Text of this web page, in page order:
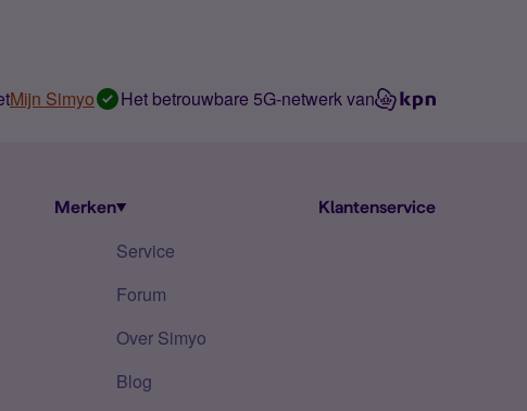
Mijn Simyo Het betrouwbare 5G-netwerk van
Merken Klantenservice
Service
Forum
Over Simyo
Blog